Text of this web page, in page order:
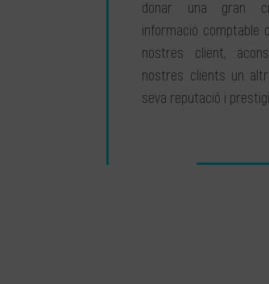
donar una gran
informació comptable
nostres client,
nostres clients un
seva reputació i